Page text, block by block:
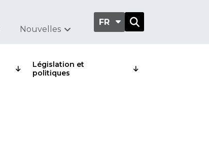
FR
Législation et
politiques
Nouvelles